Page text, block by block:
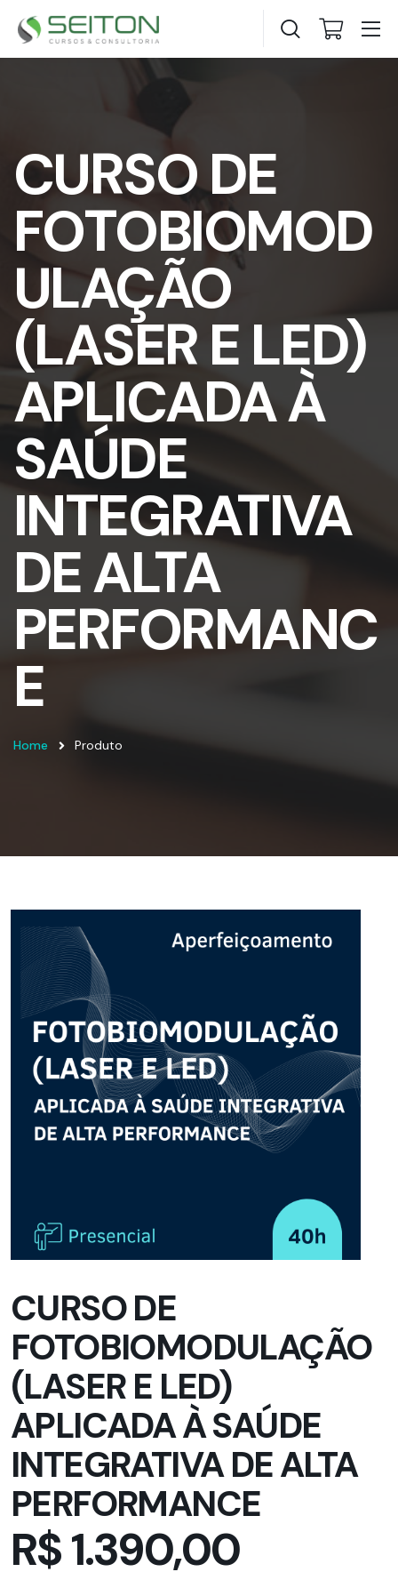
CURSO DE
FOTOBIOMOD
ULAÇÃO
(LASER E LED)
APLICADA À
SAÚDE
INTEGRATIVA
DE ALTA
PERFORMANC
E
Home Produto
CURSO DE
FOTOBIOMODULAÇÃO
(LASER E LED)
APLICADA À SAÚDE
INTEGRATIVA DE ALTA
PERFORMANCE
R$ 1.390,00